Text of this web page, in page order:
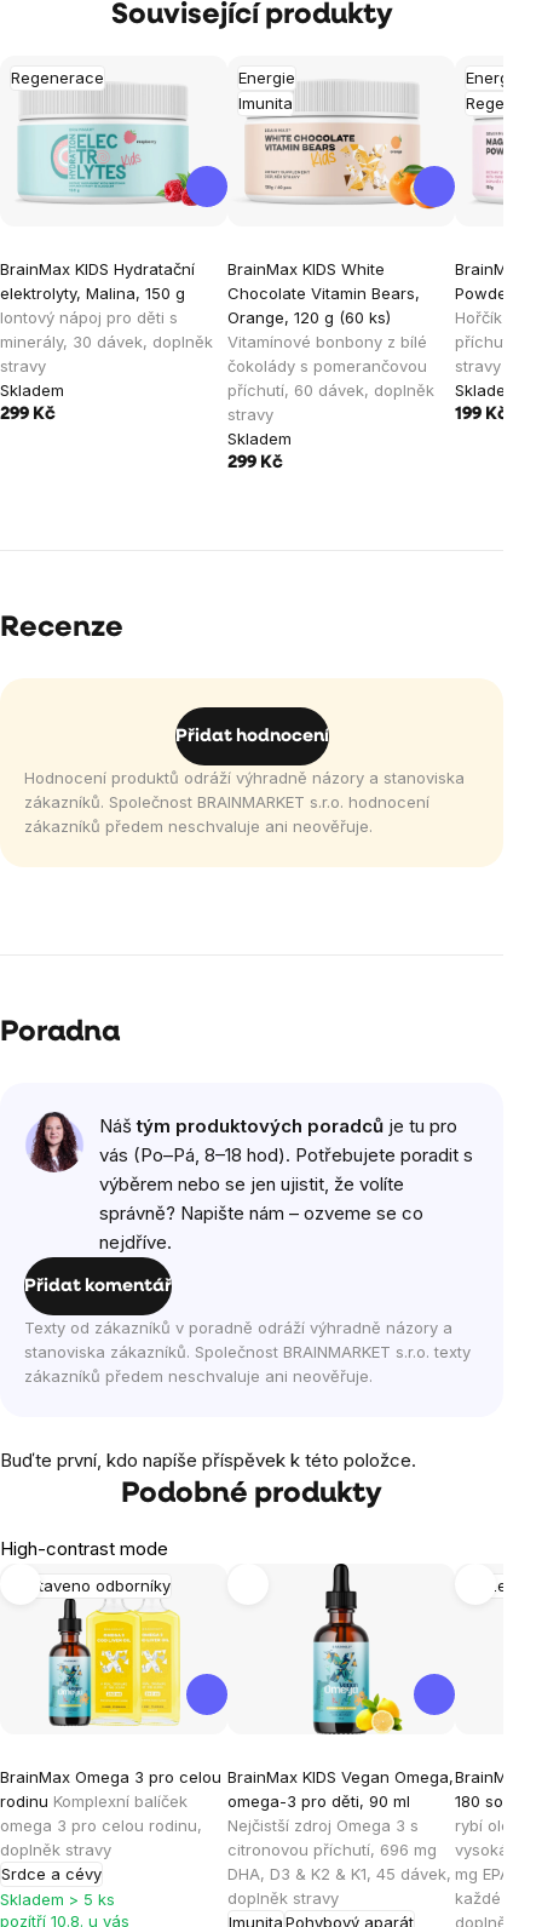
Související produkty
Regenerace
BrainMax KIDS Hydratační
elektrolyty, Malina, 150 g
Iontový nápoj pro děti s
minerály, 30 dávek, doplněk
stravy
Skladem
299 Kč
Energie
Imunita
BrainMax KIDS White
Chocolate Vitamin Bears,
Orange, 120 g (60 ks)
Vitamínové bonbony z bílé
čokolády s pomerančovou
příchutí, 60 dávek, doplněk
stravy
Skladem
299 Kč
Energie
BrainMax
Powder,
Hořčík pro
příchutí,
stravy
Skladem
199 Kč
Recenze
Přidat hodnocení
Hodnocení produktů odráží výhradně názory a stanoviska
zákazníků. Společnost BRAINMARKET s.r.o. hodnocení
zákazníků předem neschvaluje ani neověřuje.
Poradna
Náštým produktových poradců je tu pro
vás (Po–Pá, 8–18 hod). Potřebujete poradit s
výběrem nebo se jen ujistit, že volíte
správně? Napište nám – ozveme se co
nejdříve.
Přidat komentář
Texty od zákazníků v poradně odráží výhradně názory a
stanoviska zákazníků. Společnost BRAINMARKET s.r.o. texty
zákazníků předem neschvaluje ani neověřuje.
Buďte první, kdo napíše příspěvek k této položce.
Podobné produkty
High-contrast mode
Sestaveno odborníky
BrainMax Omega 3 pro celou
rodinu Komplexní balíček
omega 3 pro celou rodinu,
doplněk stravy
Srdce a cévy
Skladem > 5 ks
pozítří 10.8. u vás
BrainMax KIDS Vegan Omega,
omega-3 pro děti, 90 ml
Nejčistší zdroj Omega 3 s
citronovou příchutí, 696 mg
DHA, D3 & K2 & K1, 45 dávek,
doplněk stravy
ImunitaPohybový aparát
Mozek
BrainMax
180
rybí olej,
vysoká
mg EPA a
každé
doplněk